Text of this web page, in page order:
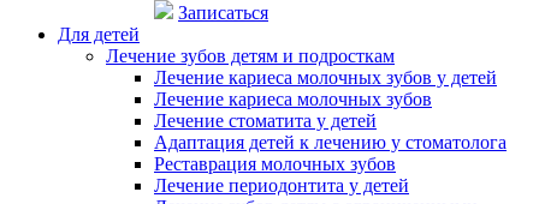
Записаться
Для детей
Лечение зубов детям и подросткам
Лечение кариеса молочных зубов у детей
Лечение кариеса молочных зубов
Лечение стоматита у детей
Адаптация детей к лечению у стоматолога
Реставрация молочных зубов
Лечение периодонтита у детей